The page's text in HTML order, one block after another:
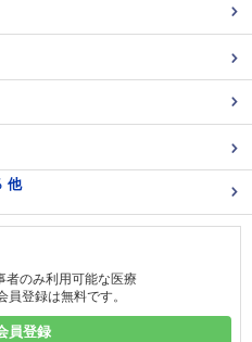
他
者のみ利用可能な医療
員登録は無料です。
員登録